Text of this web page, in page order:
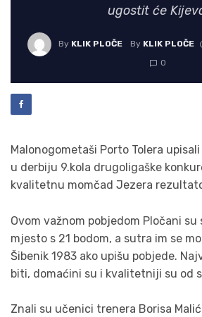
ugostit će
By KLIK PLOČE By KLIK PLOČE
0
Malonogometaši Porto Tolera
u derbiju 9.kola drugoligaške
kvalitetnu momčad Jezera
Ovom važnom pobjedom Pločani su
mjesto s 21 bodom, a sutra im se
Šibenik 1983 ako upišu pobjede.
biti, domaćini su i kvalitetniji su od
Znali su učenici trenera Borisa